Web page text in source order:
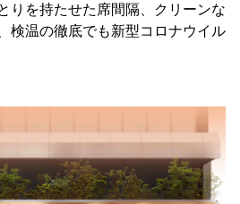
りを持たせた席間隔、クリーンな
検温の徹底でも新型コロナウイル